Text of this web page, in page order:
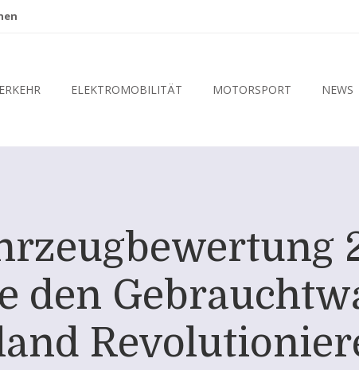
ELEKTROMOBILITÄT MOTORSPORT NEWS
den